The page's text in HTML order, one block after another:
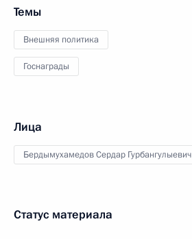
Темы
Внешняя политика
Госнаграды
Лица
Бердымухамедов Сердар Гурбангулыевич
Статус материала